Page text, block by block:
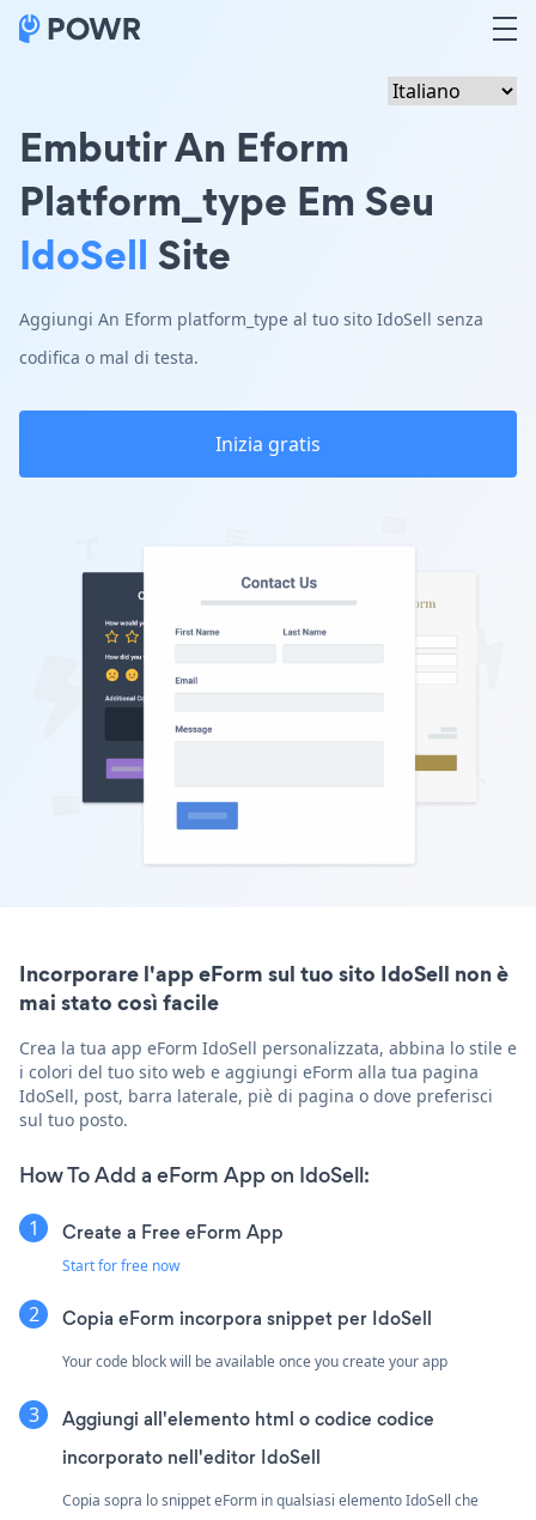
Embutir An Eform
Platform_type Em Seu
IdoSell Site
Aggiungi An Eform platform_type al tuo sito IdoSell senza
codifica o mal di testa.
Inizia gratis
Incorporare l'app eForm sul tuo sito IdoSell non è
mai stato così facile
Crea la tua app eForm IdoSell personalizzata, abbina lo stile e
i colori del tuo sito web e aggiungi eForm alla tua pagina
IdoSell, post, barra laterale, piè di pagina o dove preferisci
sul tuo posto.
How To Add a eForm App on IdoSell:
Create a Free eForm App
Start for free now
Copia eForm incorpora snippet per IdoSell
Your code block will be available once you create your app
Aggiungi all'elemento html o codice codice
incorporato nell'editor IdoSell
Copia sopra lo snippet eForm in qualsiasi elemento IdoSell che